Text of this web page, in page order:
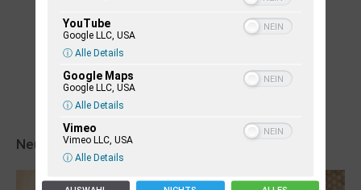
Robert Schads „Blickweit“: Linien im Land
der Horizonte
Neueste Veranstaltungseinträge
YouTube
Google LLC, USA
ⓘ Alle Details
Google Maps
Google LLC, USA
ⓘ Alle Details
Vimeo
Vimeo LLC, USA
ⓘ Alle Details